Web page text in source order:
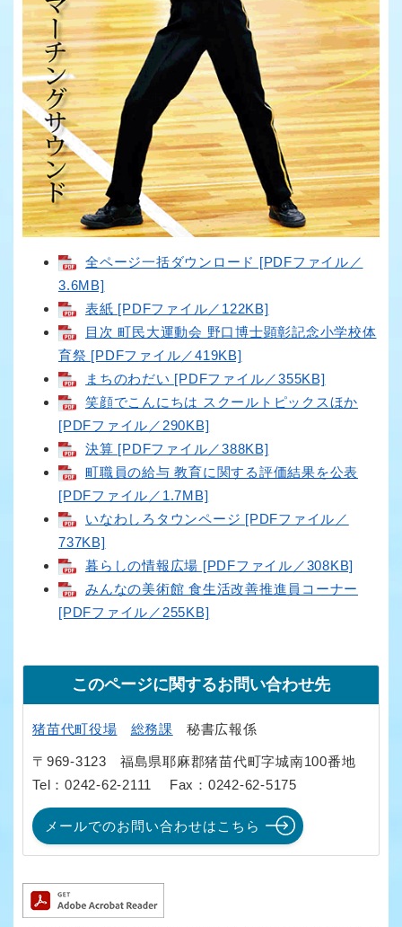
全ページ一括ダウンロード [PDFファイル／
3.6MB]
表紙 [PDFファイル／122KB]
目次 町民大運動会 野口博士顕彰記念小学校体
育祭 [PDFファイル／419KB]
まちのわだい [PDFファイル／355KB]
笑顔でこんにちは スクールトピックスほか
[PDFファイル／290KB]
決算 [PDFファイル／388KB]
町職員の給与 教育に関する評価結果を公表
[PDFファイル／1.7MB]
いなわしろタウンページ [PDFファイル／
737KB]
暮らしの情報広場 [PDFファイル／308KB]
みんなの美術館 食生活改善推進員コーナー
[PDFファイル／255KB]
このページに関するお問い合わせ先
猪苗代町役場 総務課 秘書広報係
〒969-3123
福島県耶麻郡猪苗代町字城南100番地
Tel：0242-62-2111
Fax：0242-62-5175
メールでのお問い合わせはこちら